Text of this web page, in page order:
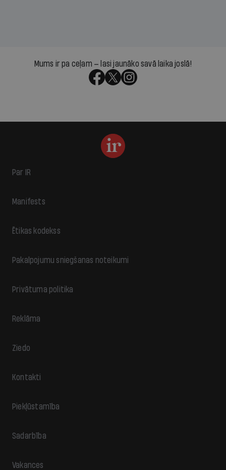
Mums ir pa ceļam — lasi jaunāko savā laika joslā!
Par IR
Manifests
Ētikas kodekss
Pakalpojumu sniegšanas noteikumi
Privātuma politika
Reklāma
Ziedo
Kontakti
Piekļūstamība
Sadarbība
Vakances